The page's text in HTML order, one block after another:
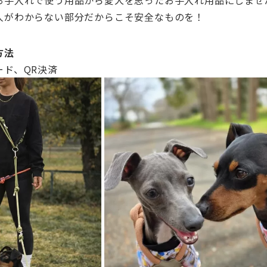
わからない部分だからこそ安全なものを！
法
、QR決済